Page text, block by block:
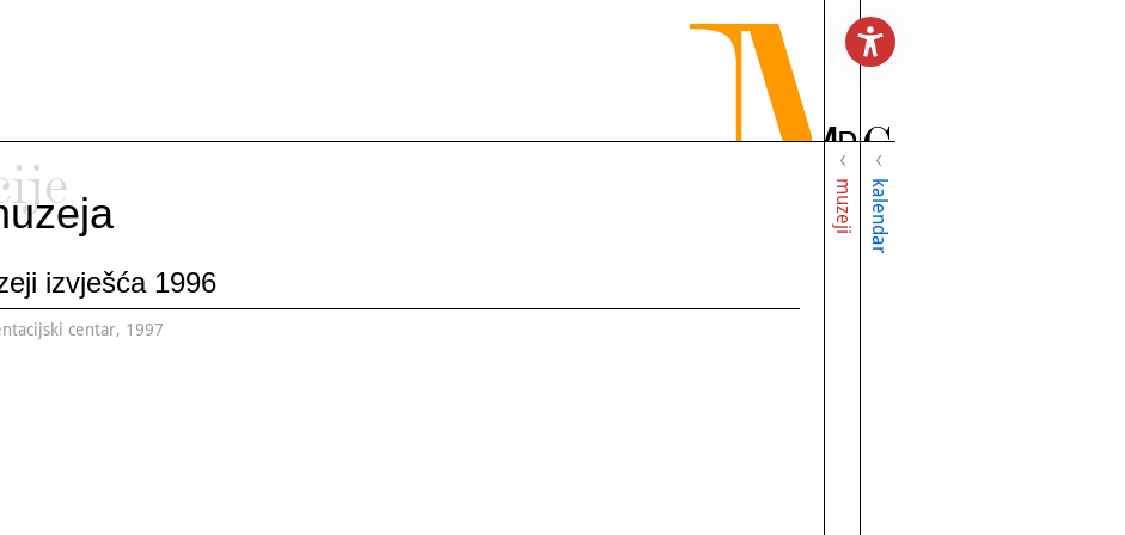
muzeji kalendar
izvješća 1996
centar, 1997